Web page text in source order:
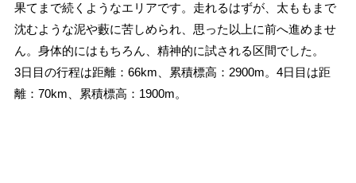
果てまで続くようなエリアです。走れるはずが、太ももまで
沈むような泥や藪に苦しめられ、思った以上に前へ進めませ
ん。身体的にはもちろん、精神的に試される区間でした。
3日目の行程は距離：66km、累積標高：2900m。4日目は距
離：70km、累積標高：1900m。